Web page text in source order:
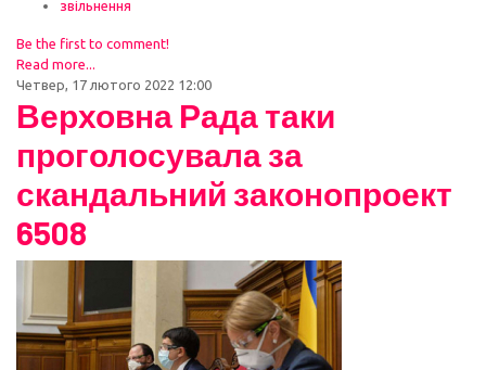
звільнення
Be the first to comment!
Read more...
Четвер, 17 лютого 2022 12:00
Верховна Рада таки
проголосувала за
скандальний законопроект
6508